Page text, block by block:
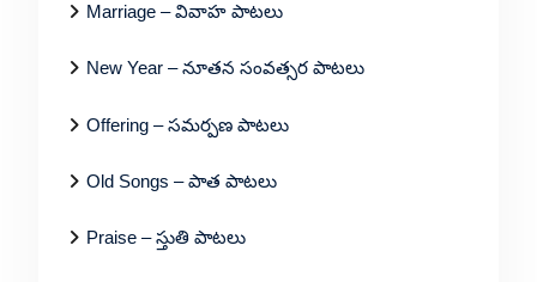
Marriage – వివాహ పాటలు
New Year – నూతన సంవత్సర పాటలు
Offering – సమర్పణ పాటలు
Old Songs – పాత పాటలు
Praise – స్తుతి పాటలు